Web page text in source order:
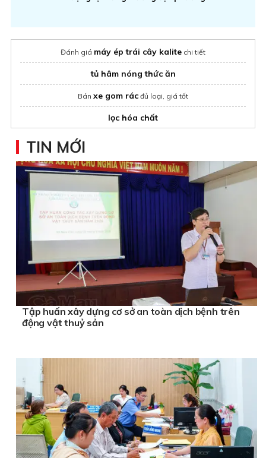
Đánh giá máy ép trái cây kalite chi tiết
tủ hâm nóng thức ăn
Bán xe gom rác đủ loại, giá tốt
lọc hóa chất
Báo giámay đồng phục bartendermới nhất
máy hút nước sàn nhà
Xưởng may áo thun đồng phục cao cấpUy Tín
thông cống nghẹt Bình Phước
TIN MỚI
Tập huấn xây dựng cơ sở an toàn dịch bệnh trên
động vật thuỷ sản